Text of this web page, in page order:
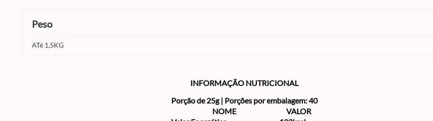
peso
ATé 1,5KG
INFORMAÇÃO NUTRICIONAL
Porção de 25g | Porções por embalagem: 40
NOME
VALOR